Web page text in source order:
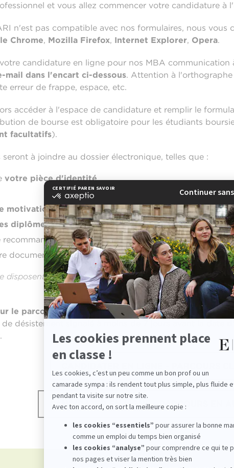
et vous allez commencer votre candidature à
n'est pas compatible avec nos formulaires, nous vous
Chrome, Mozilla Firefox, Internet Explorer, Opera.
candidature en ligne pour nos MBA communication
mail dans l'encart ci-dessous. Attention à
erreur de frappe, espace, etc.
accéder à l'espace de candidature et remplir le
de bourse est obligatoire pour les étudiants
facultatifs).
seront à joindre au dossier électronique, telles que :
votre pièce d'identité
motivation
diplômes obtenusjusqu'alors
recommandation
document pouvant appuyer votre demande
disposent pas de scan, une photographie de vos
le parcours classiques'effectue directement en ligne
désistement signalé à moins de 7 jours avant la date
CANDIDATER EN LIGNE - PARCOURS EN